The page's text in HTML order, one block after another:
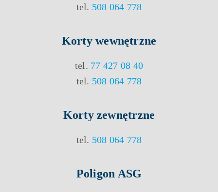
tel. 508 064 778
Kortywewnętrzne
tel. 77 427 08 40
tel. 508 064 778
Korty zewnętrzne
tel. 508 064 778
Poligon ASG